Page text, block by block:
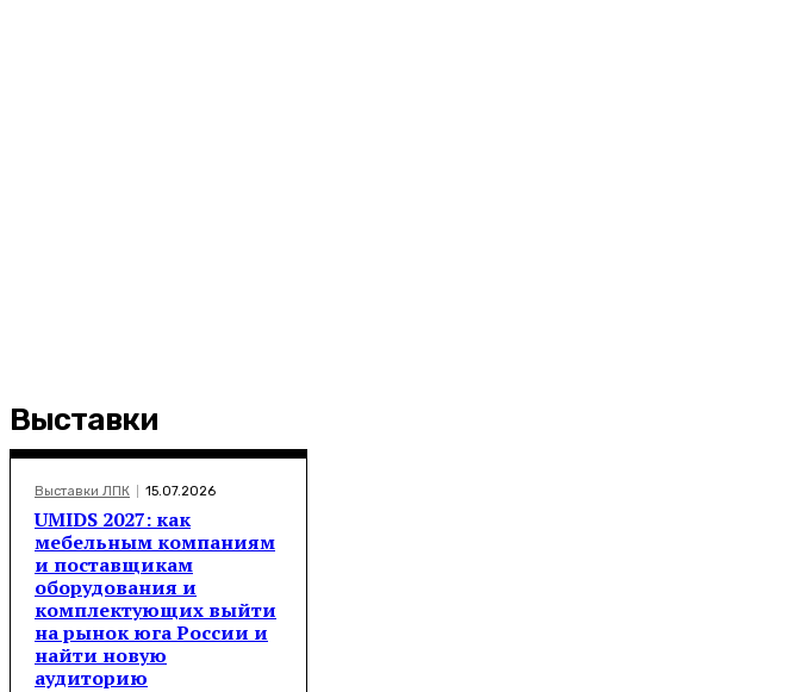
Выставки
Выставки ЛПК 15.07.2026
UMIDS 2027: как
мебельным компаниям
и поставщикам
оборудования и
комплектующих выйти
на рынок юга России и
найти новую
аудиторию